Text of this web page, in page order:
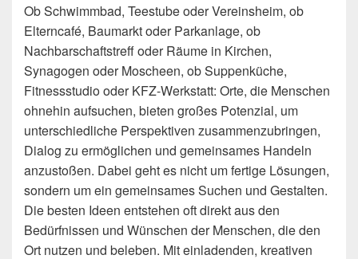
Ob Schwimmbad, Teestube oder Vereinsheim, ob
Elterncafé, Baumarkt oder Parkanlage, ob
Nachbarschaftstreff oder Räume in Kirchen,
Synagogen oder Moscheen, ob Suppenküche,
Fitnessstudio oder KFZ-Werkstatt: Orte, die Menschen
ohnehin aufsuchen, bieten großes Potenzial, um
unterschiedliche Perspektiven zusammenzubringen,
Dialog zu ermöglichen und gemeinsames Handeln
anzustoßen. Dabei geht es nicht um fertige Lösungen,
sondern um ein gemeinsames Suchen und Gestalten.
Die besten Ideen entstehen oft direkt aus den
Bedürfnissen und Wünschen der Menschen, die den
Ort nutzen und beleben. Mit einladenden, kreativen